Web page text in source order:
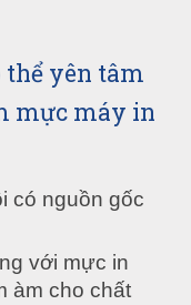
thể yên tâm
mực máy in
có nguồn gốc
với mực in
àm cho chất